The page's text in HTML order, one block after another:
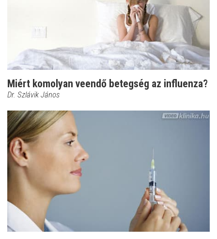
Miért komolyan veendő betegség az influenza?
Dr. Szlávik János